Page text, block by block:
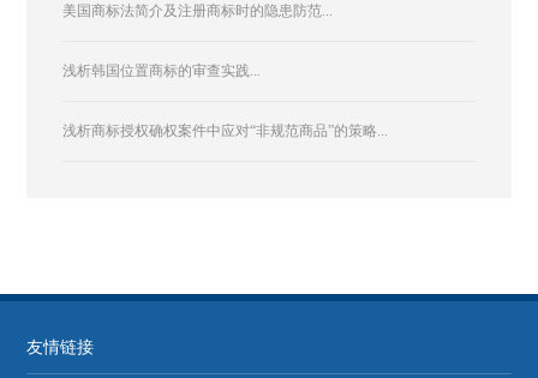
美国商标法简介及注册商标时的隐患防范...
浅析韩国位置商标的审查实践...
浅析商标授权确权案件中应对“非规范商品”的策略...
友情链接